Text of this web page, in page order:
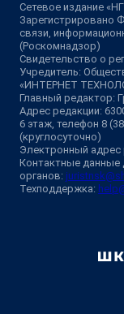
Сетевое издание
Зарегистрировано
связи,
(Роскомнадзор)
Свидетельство о
Учредитель:
«ИНТЕРНЕТ
Главный редактор:
Адрес редакции:
6 этаж, телефон 8
(круглосуточно)
Электронный адрес
Контактные данные
органов:
Техподдержка: